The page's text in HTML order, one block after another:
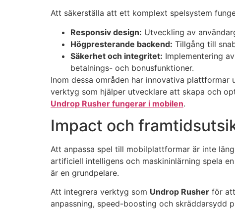
Att säkerställa att ett komplext spelsystem
Responsiv design: Utveckling av
Högpresterande backend: Tillgång till
Säkerhet och integritet: Implementering
betalnings- och bonusfunktioner.
Inom dessa områden har innovativa
verktyg som hjälper utvecklare att skapa och
Undrop Rusher fungerar i mobilen.
Impact och
Att anpassa spel till mobilplattformar är inte
artificiell intelligens och maskininlärning spela
är en grundpelare.
Att integrera verktyg som Undrop Rusher för
anpassning, speed-boosting och skräddarsydd